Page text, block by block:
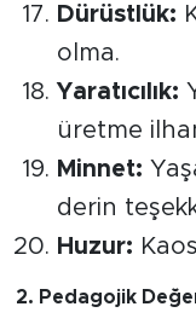
Dürüstlük:
olma.
Yaratıcılık:
üretme
Minnet:
derin
Huzur:
​2. Pedagojik